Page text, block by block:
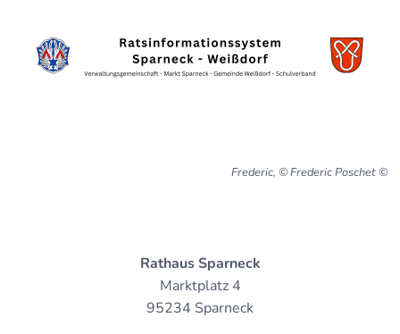
Frederic, © Frederic Poschet
Rathaus Sparneck
Marktplatz 4
95234 Sparneck